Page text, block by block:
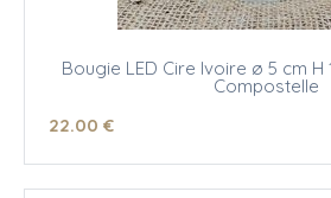
Bougie LED Cire Ivoire ø 5 cm H
Compostelle
22.00 €